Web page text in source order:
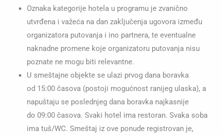
Oznaka kategorije hotela u programu je zvanično
utvrđena i važeća na dan zaključenja ugovora između
organizatora putovanja i ino partnera, te eventualne
naknadne promene koje organizatoru putovanja nisu
poznate ne mogu biti relevantne.
U smeštajne objekte se ulazi prvog dana boravka
od 15:00 časova (postoji mogućnost ranijeg ulaska), a
napuštaju se poslednjeg dana boravka najkasnije
do 09:00 časova. Svaki hotel ima restoran. Svaka soba
ima tuš/WC. Smeštaj iz ove ponude registrovan je,